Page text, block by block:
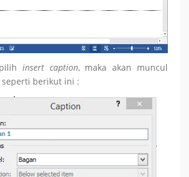
insert caption, maka akan muncul
berikut ini :